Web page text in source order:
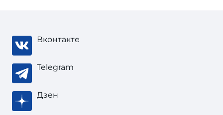
Вконтакте
Telegram
Дзен